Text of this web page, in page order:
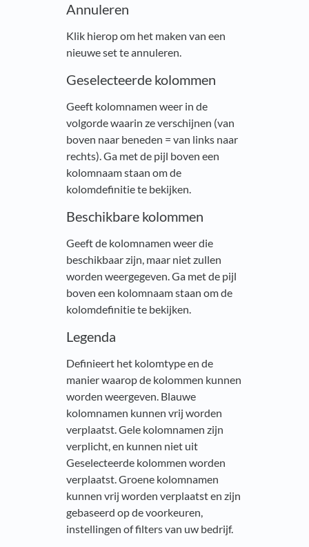
Annuleren
Klik hierop om het maken van een
nieuwe set te annuleren.
Geselecteerde kolommen
Geeft kolomnamen weer in de
volgorde waarin ze verschijnen (van
boven naar beneden = van links naar
rechts). Ga met de pijl boven een
kolomnaam staan om de
kolomdefinitie te bekijken.
Beschikbare kolommen
Geeft de kolomnamen weer die
beschikbaar zijn, maar niet zullen
worden weergegeven. Ga met de pijl
boven een kolomnaam staan om de
kolomdefinitie te bekijken.
Legenda
Definieert het kolomtype en de
manier waarop de kolommen kunnen
worden weergeven. Blauwe
kolomnamen kunnen vrij worden
verplaatst. Gele kolomnamen zijn
verplicht, en kunnen niet uit
Geselecteerde kolommen worden
verplaatst. Groene kolomnamen
kunnen vrij worden verplaatst en zijn
gebaseerd op de voorkeuren,
instellingen of filters van uw bedrijf.